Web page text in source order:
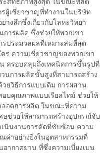
ผู้เชี่ยวชาญที่ทำงานในบริษัท
างลึกซึ้งเกี่ยวกับโลหะวิทยา
ารผลิต ซึ่งช่วยให้พวกเขา
รประมวลผลที่เหมาะสมที่สุด
ร ความเชี่ยวชาญของพวกเขา
ครอบคลุมถึงเทคนิคการขึ้นรูปที่
นการผลิตขั้นสูงที่สามารถสร้าง
ยวิธีการแบบเดิม การผสาน
บคุณภาพแบบเรียลไทม์ ช่วยให้
ลอดการผลิต ในขณะที่ความ
ช่วยให้สามารถสร้างอุปกรณ์จับ
นินงานการดัดที่ซับซ้อน ความ
ค่าอย่างยิ่งในอุตสาหกรรมที่
ากาศยาน ที่ซึ่งความเบี่ยงเบน